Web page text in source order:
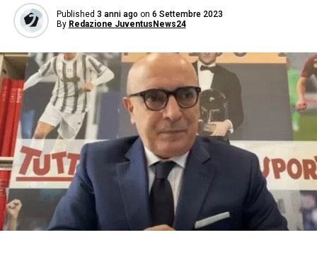
Published 3 anni ago on 6 Settembre 2023
By Redazione JuventusNews24